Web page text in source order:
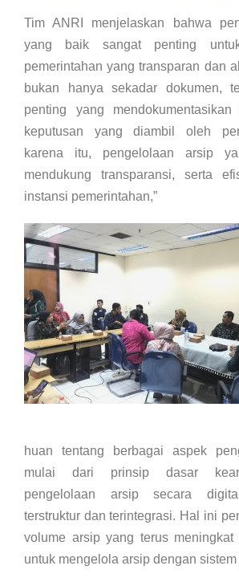
Tim ANRI menjelaskan bahwa
yang baik sangat penting
pemerintahan yang transparan dan
bukan hanya sekadar dokumen,
penting yang
keputusan yang diambil oleh
karena itu, pengelolaan arsip
mendukung transparansi, serta
instansi pemerintahan,”
huan tentang berbagai aspek
mulai dari prinsip dasar
pengelolaan arsip secara
terstruktur dan terintegrasi. Hal ini
volume arsip yang terus meningkat
untuk mengelola arsip dengan